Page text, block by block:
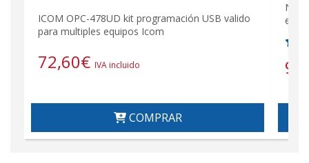
ICOM OPC-478UD kit programación USB valido
para multiples equipos Icom
72,60€ IVA incluido
COMPRAR
etc...